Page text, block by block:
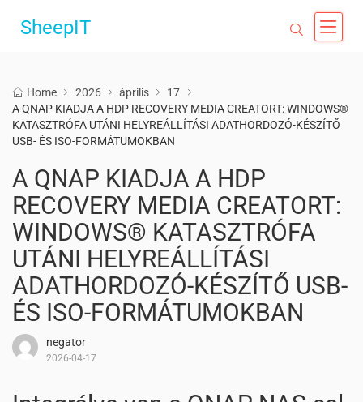
SheepIT
Home 2026 április
17
A QNAP KIADJA A HDP RECOVERY MEDIA CREATORT: WINDOWS®
KATASZTRÓFA UTÁNI HELYREÁLLÍTÁSI ADATHORDOZÓ-KÉSZÍTŐ
USB- ÉS ISO-FORMÁTUMOKBAN
A QNAP KIADJA A HDP
RECOVERY MEDIA CREATORT:
WINDOWS® KATASZTRÓFA
UTÁNI HELYREÁLLÍTÁSI
ADATHORDOZÓ-KÉSZÍTŐ USB-
ÉS ISO-FORMÁTUMOKBAN
negator
2026-04-17